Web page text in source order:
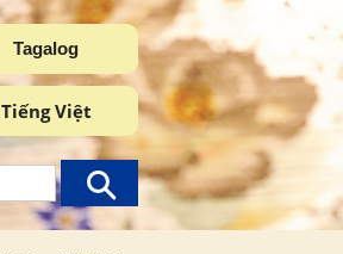
Tagalog
Tiếng Việt